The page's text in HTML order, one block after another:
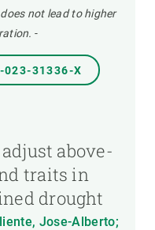
not lead to higher
-
023-31336-X
above-
traits in
drought
Jose-Alberto;